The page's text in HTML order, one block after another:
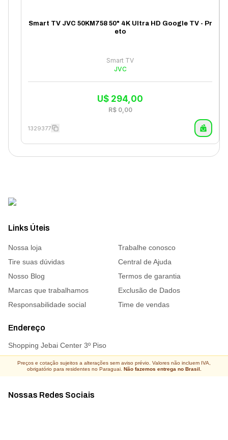
Smart TV JVC 50KM758 50" 4K Ultra HD Google TV - Pr
eto
Smart TV
JVC
U$ 294,00
R$ 0,00
1329377
Links Úteis
Nossa loja
Trabalhe conosco
Tire suas dúvidas
Central de Ajuda
Nosso Blog
Termos de garantia
Marcas que trabalhamos
Exclusão de Dados
Responsabilidade social
Time de vendas
Endereço
Shopping Jebai Center 3º Piso
Nossas Redes Sociais
Preços e cotação sujeitos a alterações sem aviso prévio. Valores não incluem IVA,
obrigatório para residentes no Paraguai. Não fazemos entrega no Brasil.